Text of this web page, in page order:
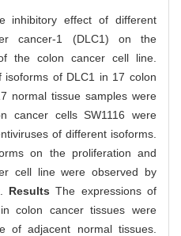
inhibitory effect of different
cancer-1 (DLC1) on the
the colon cancer cell line.
isoforms of DLC1 in 17 colon
normal tissue samples were
cancer cells SW1116 were
of different isoforms.
on the proliferation and
cell line were observed by
ResultsThe expressions of
colon cancer tissues were
of adjacent normal tissues.